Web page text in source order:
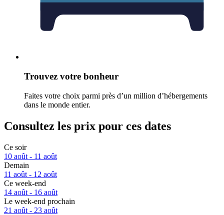
Trouvez votre bonheur
Faites votre choix parmi près d’un million d’hébergements
dans le monde entier.
Consultez les prix pour ces dates
Ce soir
10 août - 11 août
Demain
11 août - 12 août
Ce week-end
14 août - 16 août
Le week-end prochain
21 août - 23 août